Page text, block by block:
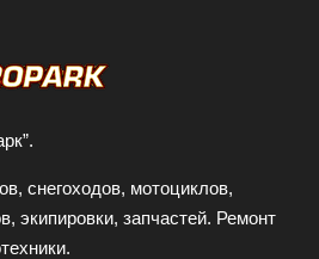
снегоходов, мотоциклов,
экипировки, запчастей. Ремонт